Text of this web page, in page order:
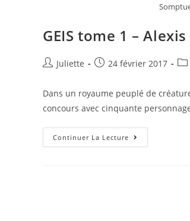
GEIS tome 1 –
Juliette 24 février 2017
Dans un royaume peuplé de
concours avec cinquante
Continuer La Lecture